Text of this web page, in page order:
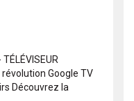
révolution Google TV
Découvrez la